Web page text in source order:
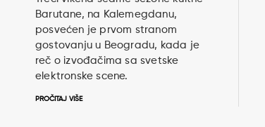
Barutane, na Kalemegdanu,
posvećen je prvom stranom
gostovanju u Beogradu, kada je
reč o izvođačima sa svetske
elektronske scene.
PROČITAJ VIŠE